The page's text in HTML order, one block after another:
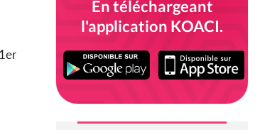
En téléchargeant
l'application KOACI.